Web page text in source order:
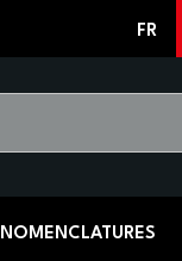
FR
NOMENCLATURES